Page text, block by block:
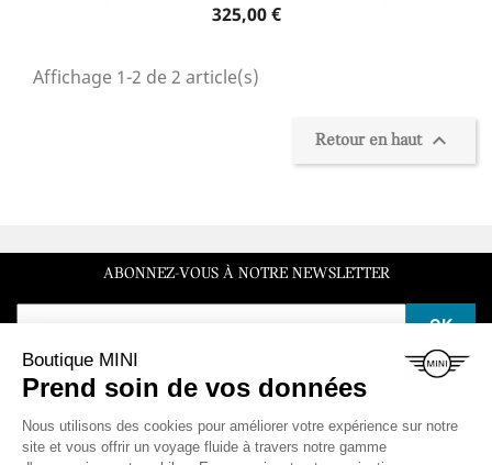
Prix
325,00 €
Affichage 1-2 de 2 article(s)
Retour en haut 
ABONNEZ-VOUS À NOTRE NEWSLETTER
SERVICE CLIENT
Du lundi au vendredi de 10h à 12h et de 14h à 16h30